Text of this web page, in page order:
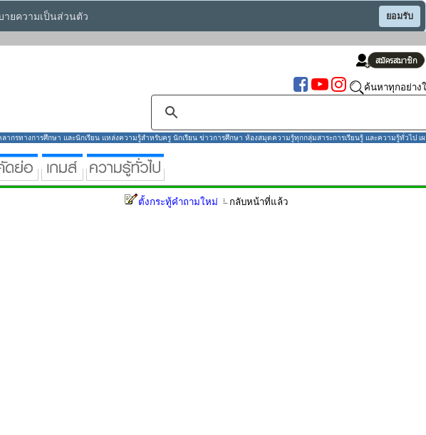
ายความเป็นส่วนตัว ยอมรับ
ค้นหาทุกอย่าง
ากรทางการศึกษา และนักเรียน แหล่งความรู้สำหรับครู นักเรียน ข่าวการศึกษา ห้องสมุดความรู้ทุกกลุ่มสาระการเรียนรู้ และความรู้ทั่วไป เ
ตั้งกระทู้คำถามใหม่ กลับหน้าที่แล้ว